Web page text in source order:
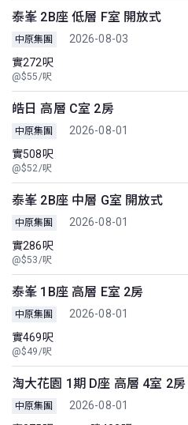
泰峯 2B座 低層 F室 開放式
中原集團
2026-08-03
實272呎
@$55/呎
皓日 高層 C室 2房
中原集團
2026-08-01
實508呎
@$52/呎
泰峯 2B座 中層 G室 開放式
中原集團
2026-08-01
實286呎
@$53/呎
泰峯 1B座 高層 E室 2房
中原集團
2026-08-01
實469呎
@$49/呎
淘大花園 1期 D座 高層 4室 2房
中原集團
2026-08-01